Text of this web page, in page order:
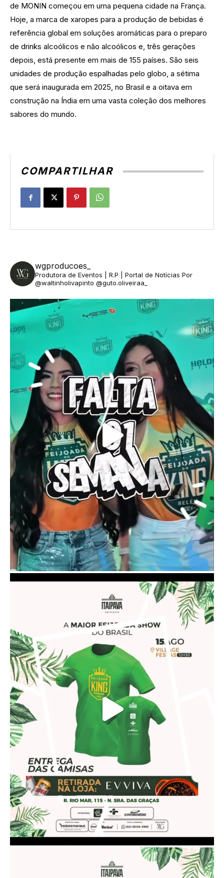
de MONIN começou em uma pequena cidade na França.
Hoje, a marca de xaropes para a produção de bebidas é
referência global em soluções aromáticas para o preparo
de drinks alcoólicos e não alcoólicos e, três gerações
depois, está presente em mais de 155 países. São seis
unidades de produção espalhadas pelo globo, a sétima
que será inaugurada em 2025, no Brasil e a oitava em
construção na Índia em uma vasta coleção dos melhores
sabores do mundo.
COMPARTILHAR
wgproducoes_
Produtora de Eventos | R.P | Portal de Notícias Por
@waltinholivapinto @guto.oliveiraa_